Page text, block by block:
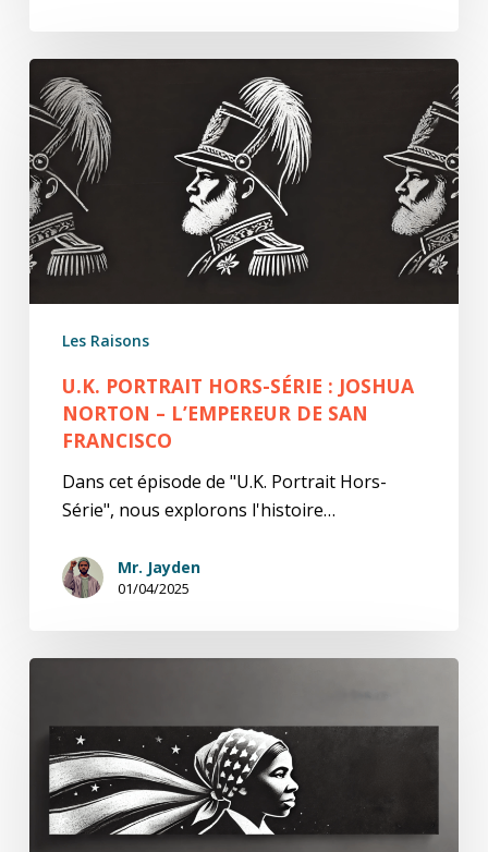
U.K.
Portrait
Hors-
Série
:
Joshua
Norton
–
L’Empereur
Francisco
Les Raisons
U.K. PORTRAIT HORS-SÉRIE : JOSHUA
NORTON – L’EMPEREUR DE SAN
FRANCISCO
Dans cet épisode de "U.K. Portrait Hors-
Série", nous explorons l'histoire…
Mr. Jayden
01/04/2025
Harriet
Tubman
L’Inébranlable